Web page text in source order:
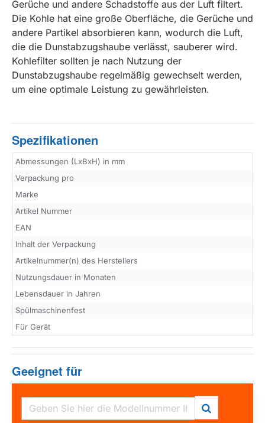
Gerüche und andere Schadstoffe aus der Luft filtert.
Die Kohle hat eine große Oberfläche, die Gerüche und
andere Partikel absorbieren kann, wodurch die Luft,
die die Dunstabzugshaube verlässt, sauberer wird.
Kohlefilter sollten je nach Nutzung der
Dunstabzugshaube regelmäßig gewechselt werden,
um eine optimale Leistung zu gewährleisten.
Spezifikationen
Abmessungen (LxBxH) in mm
Verpackung pro
Marke
Artikel Nummer
EAN
Inhalt der Verpackung
Artikelnummer(n) des Herstellers
Nutzungsdauer in Monaten
Lebensdauer in Jahren
Spülmaschinenfest
Für Gerät
Geeignet für